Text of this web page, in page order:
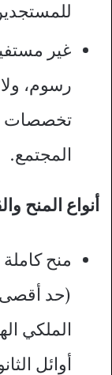
غير
رسوم، ولا
تخصصات
المجتمع.
أنواع المنح
منح
الملكي
أوائل